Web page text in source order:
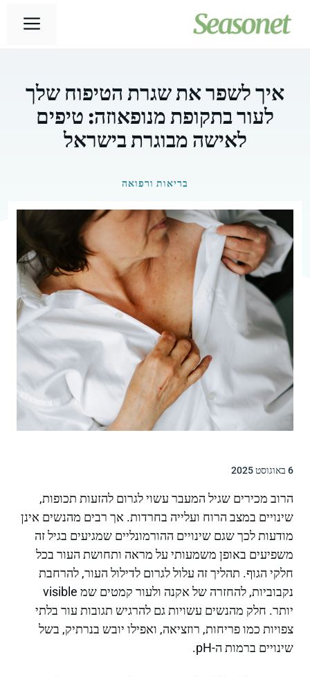
לתוכן
איך לשפר את שגרת הטיפוח שלך
לעור בתקופת מנופאוזה: טיפים
לאישה מבוגרת בישראל
בריאות ורפואה
6 באוגוסט 2025
הרוב מכירים שגיל המעבר עשוי לגרום להזעות תכופות,
שינויים במצב הרוח ועלייה בחרדות. אך רבים מהנשים אינן
מודעות לכך שגם שינויים ההורמונליים שמגיעים בגיל זה
משפיעים באופן משמעותי על מראה ותחושת העור בכל
חלקי הגוף. תהליך זה עלול לגרום לדילול העור, להרחבת
נקבוביות, להחזרה של אקנה ולעור קמטים שמ visible
יותר. חלק מהנשים עשויות גם להרגיש תגובות עור בלתי
צפויות כמו פריחות, רוזציאה, ואפילו יובש בנרתיק, בשל
שינויים ברמות ה-pH.